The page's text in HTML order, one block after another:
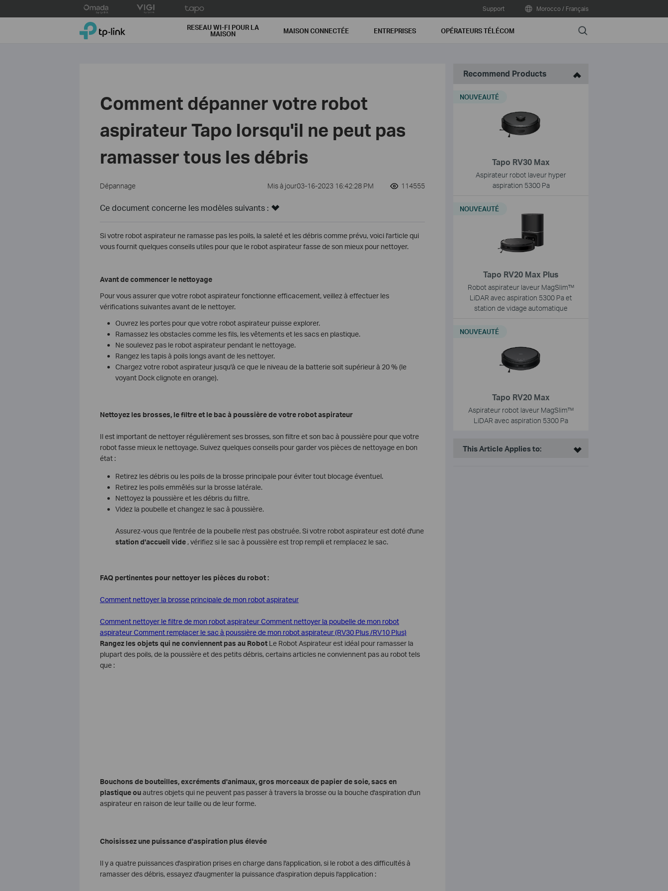
to
Support Morocco / Français
TP-Link, Reliably Smart RESEAU WI-FI POUR LA
MAISON MAISON CONNECTÉE ENTREPRISES OPÉRATEURS TÉLÉCOM Search
Comment dépanner votre robot
aspirateur Tapo lorsqu'il ne peut pas
ramasser tous les débris
Dépannage Mis à jour03-16-2023 16:42:28 PM 114555
Ce document concerne les modèles suivants :
Si votre robot aspirateur ne ramasse pas les poils, la saleté et les débris comme prévu, voici l'article qui
vous fournit quelques conseils utiles pour que le robot aspirateur fasse de son mieux pour nettoyer.
Avant de commencer le nettoyage
Pour vous assurer que votre robot aspirateur fonctionne efficacement, veillez à effectuer les
vérifications suivantes avant de le nettoyer.
Ouvrez les portes pour que votre robot aspirateur puisse explorer.
Ramassez les obstacles comme les fils, les vêtements et les sacs en plastique.
Ne soulevez pas le robot aspirateur pendant le nettoyage.
Rangez les tapis à poils longs avant de les nettoyer.
Chargez votre robot aspirateur jusqu'à ce que le niveau de la batterie soit supérieur à 20 % (le
voyant Dock clignote en orange).
Nettoyez les brosses, le filtre et le bac à poussière de votre robot aspirateur
Il est important de nettoyer régulièrement ses brosses, son filtre et son bac à poussière pour que votre
robot fasse mieux le nettoyage. Suivez quelques conseils pour garder vos pièces de nettoyage en bon
état :
Retirez les débris ou les poils de la brosse principale pour éviter tout blocage éventuel.
Retirez les poils emmêlés sur la brosse latérale.
Nettoyez la poussière et les débris du filtre.
Videz la poubelle et changez le sac à poussière.
Assurez-vous que l'entrée de la poubelle n'est pas obstruée. Si votre robot aspirateur est doté d'une
station d'accueil vide, vérifiez si le sac à poussière est trop rempli et remplacez le sac.
FAQ pertinentes pour nettoyer les pièces du robot :
Comment nettoyer la brosse principale de mon robot aspirateur
Comment nettoyer le filtre de mon robot aspirateurComment nettoyer la poubelle de mon robot
aspirateurComment remplacer le sac à poussière de mon robot aspirateur (RV30 Plus /RV10 Plus)
Rangez les objets qui ne conviennent pas au RobotLe Robot Aspirateur est idéal pour ramasser la
plupart des poils, de la poussière et des petits débris, certains articles ne conviennent pas au robot tels
que :
Bouchons de bouteilles, excréments d'animaux, gros morceaux de papier de soie, sacs en
plastique ouautres objets qui ne peuvent pas passer à travers la brosse ou la bouche d'aspiration d'un
aspirateur en raison de leur taille ou de leur forme.
Choisissez une puissance d'aspiration plus élevée
Il y a quatre puissances d'aspiration prises en charge dans l'application, si le robot a des difficultés à
ramasser des débris, essayez d'augmenter la puissance d'aspiration depuis l'application :
Recommend Products
Tapo RV30 Max
Aspirateur robot laveur hyper
aspiration 5300 Pa
NOUVEAUTÉ
Tapo RV20 Max Plus
Robot aspirateur laveur MagSlim™
LiDAR avec aspiration 5300 Pa et
station de vidage automatique
NOUVEAUTÉ
Tapo RV20 Max
Aspirateur robot laveur MagSlim™
LiDAR avec aspiration 5300 Pa
NOUVEAUTÉ
This Article Applies to: